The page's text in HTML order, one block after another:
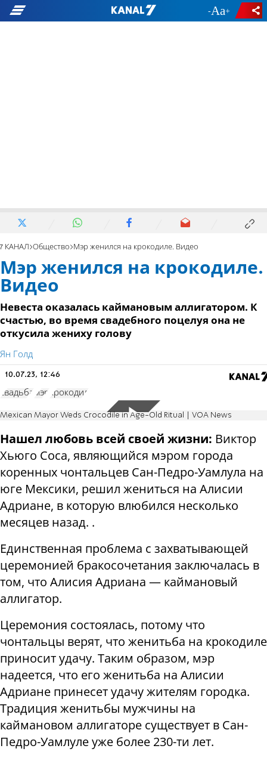
- +
7 КАНАЛ Общество Мэр женился на крокодиле. Видео
Мэр женился на крокодиле.
Видео
Невеста оказалась каймановым аллигатором. К
счастью, во время свадебного поцелуя она не
откусила жениху голову
Ян Голд
10.07.23, 12:46
свадьба мэр крокодил
Mexican Mayor Weds Crocodile in Age-Old Ritual | VOA News
Нашел любовь всей своей жизни: Виктор
Хьюго Соса, являющийся мэром города
коренных чонтальцев Сан-Педро-Уамлула на
юге Мексики, решил жениться на Алисии
Адриане, в которую влюбился несколько
месяцев назад. .
Единственная проблема с захватывающей
церемонией бракосочетания заключалась в
том, что Алисия Адриана — каймановый
аллигатор.
Церемония состоялась, потому что
чонтальцы верят, что женитьба на крокодиле
приносит удачу. Таким образом, мэр
надеется, что его женитьба на Алисии
Адриане принесет удачу жителям городка.
Традиция женитьбы мужчины на
каймановом аллигаторе существует в Сан-
Педро-Уамлуле уже более 230-ти лет.